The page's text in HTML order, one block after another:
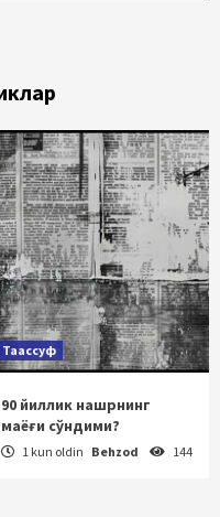
Таассуф
90 йиллик нашрнинг
маёғи сўндими?
1 kun oldin Behzod 144